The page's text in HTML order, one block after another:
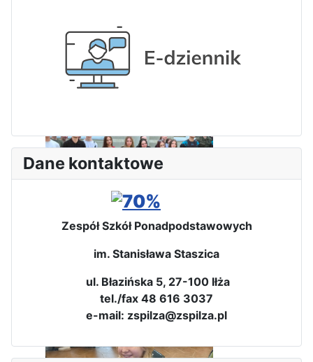
I Olimpiada Klas Mundurowych
Dane kontaktowe
Zespół Szkół Ponadpodstawowych
im. Stanisława Staszica
ul. Błazińska 5, 27-100 Iłża
tel./fax 48 616 3037
e-mail: zspilza@zspilza.pl